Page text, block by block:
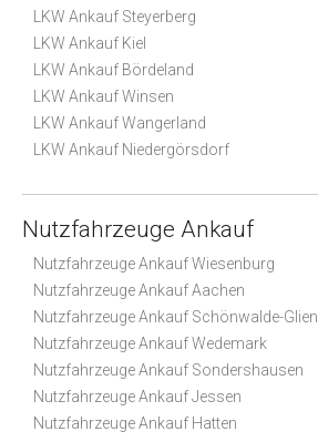
LKW Ankauf Steyerberg
LKW Ankauf Kiel
LKW Ankauf Bördeland
LKW Ankauf Winsen
LKW Ankauf Wangerland
LKW Ankauf Niedergörsdorf
Nutzfahrzeuge Ankauf
Nutzfahrzeuge Ankauf Wiesenburg
Nutzfahrzeuge Ankauf Aachen
Nutzfahrzeuge Ankauf Schönwalde-Glien
Nutzfahrzeuge Ankauf Wedemark
Nutzfahrzeuge Ankauf Sondershausen
Nutzfahrzeuge Ankauf Jessen
Nutzfahrzeuge Ankauf Hatten